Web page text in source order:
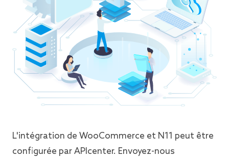
L'intégration de WooCommerce et N11 peut être
configurée par APIcenter. Envoyez-nous